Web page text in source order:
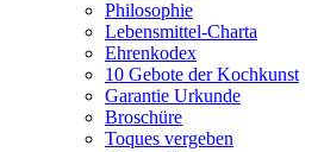
Philosophie
Lebensmittel-Charta
Ehrenkodex
10 Gebote der Kochkunst
Garantie Urkunde
Broschüre
Toques vergeben